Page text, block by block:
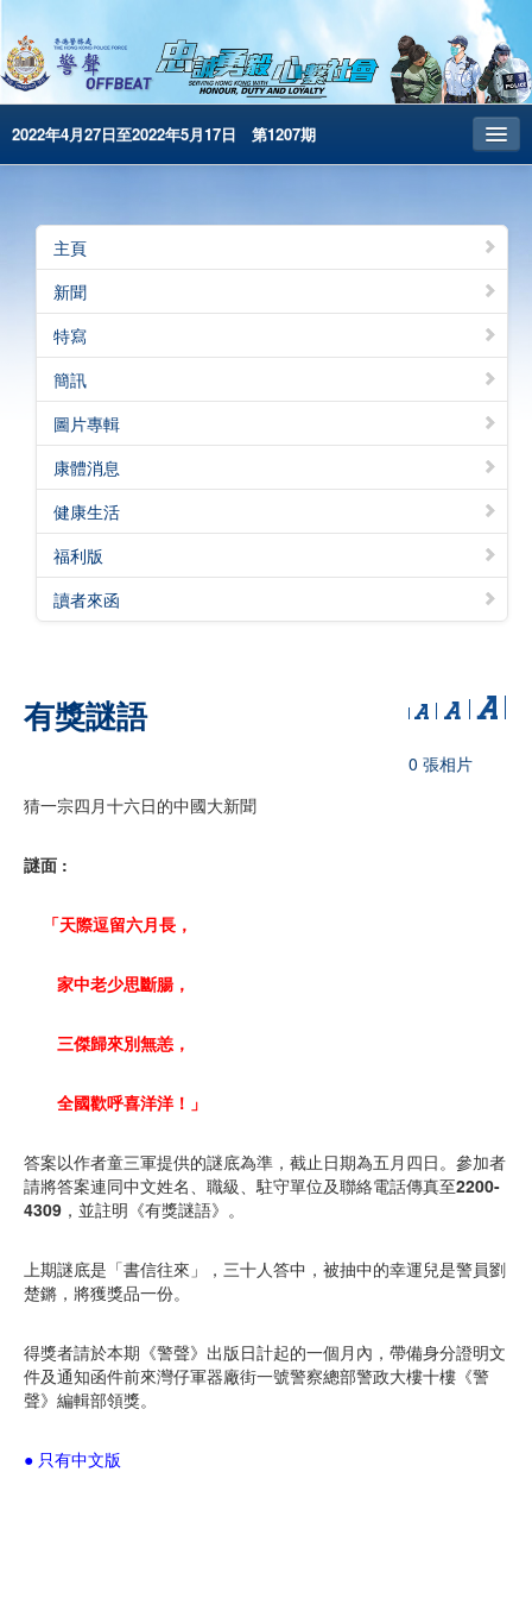
2022年4月27日至2022年5月17日 第1207期
昔日警聲
警務處主頁
简体版
English
電子書版
警聲特刊
主頁
新聞
特寫
簡訊
圖片專輯
康體消息
健康生活
福利版
讀者來函
有獎謎語
0 張相片
猜一宗四月十六日的中國大新聞
謎面 :
「天際逗留六月長，
家中老少思斷腸，
三傑歸來別無恙，
全國歡呼喜洋洋！」
答案以作者童三軍提供的謎底為準，截止日期為五月四日。參加者
請將答案連同中文姓名、職級、駐守單位及聯絡電話傳真至2200-
4309 ，並註明《有獎謎語》。
上期謎底是「書信往來」，三十人答中，被抽中的幸運兒是警員劉
楚鏘，將獲獎品一份。
得獎者請於本期《警聲》出版日計起的一個月內，帶備身分證明文
件及通知函件前來灣仔軍器廠街一號警察總部警政大樓十樓《警
聲》編輯部領獎。
● 只有中文版